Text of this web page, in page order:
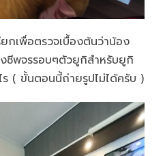
เพื่อตรวจเบื้องต้นว่าน้อง
ชีพจรรอบๆตัวยูกิสำหรับยูกิ
ร ( ขั้นตอนนี้ถ่ายรูปไม่ได้ครับ )